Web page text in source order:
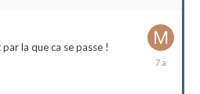
la que ca se passe !
19